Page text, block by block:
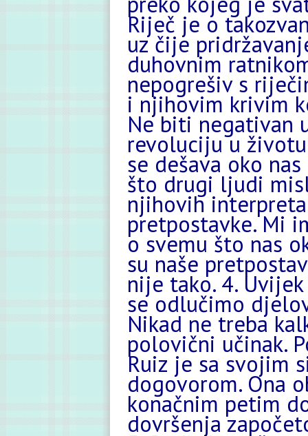
Riječ je o
uz čije
duhovnim
nepogrešiv s
i njihovim krivim
Ne biti negativan
revoluciju u
se dešava oko
što drugi ljudi
njihovih
pretpostavke. Mi
o svemu što nas
su naše
nije tako. 4.
se odlučimo
Nikad ne treba
polovični učinak.
Ruiz je sa svojim
dogovorom. Ona
konačnim petim
dovršenja